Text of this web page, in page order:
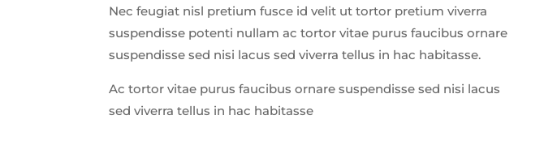
Nec feugiat nisl pretium fusce id velit ut tortor pretium viverra
suspendisse potenti nullam ac tortor vitae purus faucibus ornare
suspendisse sed nisi lacus sed viverra tellus in hac habitasse.
Ac tortor vitae purus faucibus ornare suspendisse sed nisi lacus
sed viverra tellus in hac habitasse